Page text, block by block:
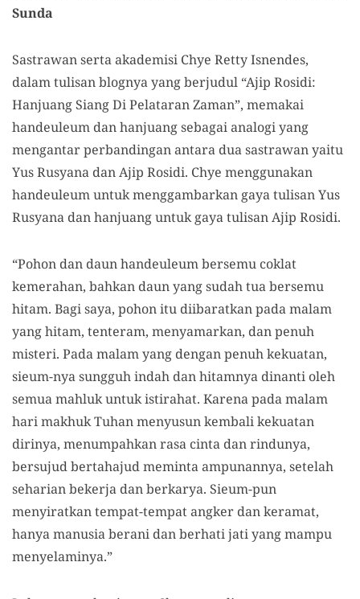
Sunda
Sastrawan serta akademisi Chye Retty Isnendes,
dalam tulisan blognya yang berjudul “Ajip Rosidi:
Hanjuang Siang Di Pelataran Zaman”, memakai
handeuleum dan hanjuang sebagai analogi yang
mengantar perbandingan antara dua sastrawan yaitu
Yus Rusyana dan Ajip Rosidi. Chye menggunakan
handeuleum untuk menggambarkan gaya tulisan Yus
Rusyana dan hanjuang untuk gaya tulisan Ajip Rosidi.
“Pohon dan daun handeuleum bersemu coklat
kemerahan, bahkan daun yang sudah tua bersemu
hitam. Bagi saya, pohon itu diibaratkan pada malam
yang hitam, tenteram, menyamarkan, dan penuh
misteri. Pada malam yang dengan penuh kekuatan,
sieum-nya sungguh indah dan hitamnya dinanti oleh
semua mahluk untuk istirahat. Karena pada malam
hari makhuk Tuhan menyusun kembali kekuatan
dirinya, menumpahkan rasa cinta dan rindunya,
bersujud bertahajud meminta ampunannya, setelah
seharian bekerja dan berkarya. Sieum-pun
menyiratkan tempat-tempat angker dan keramat,
hanya manusia berani dan berhati jati yang mampu
menyelaminya.”